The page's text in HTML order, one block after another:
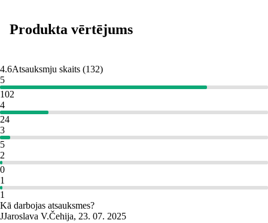
Produkta vērtējums
4.6Atsauksmju skaits (132)
5
102
4
24
3
5
2
0
1
1
Kā darbojas atsauksmes?
JJaroslava V.Čehija, 23. 07. 2025